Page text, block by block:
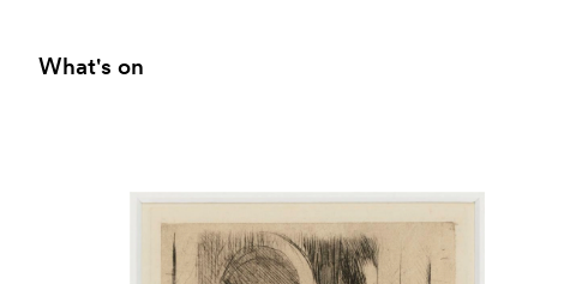
What's on